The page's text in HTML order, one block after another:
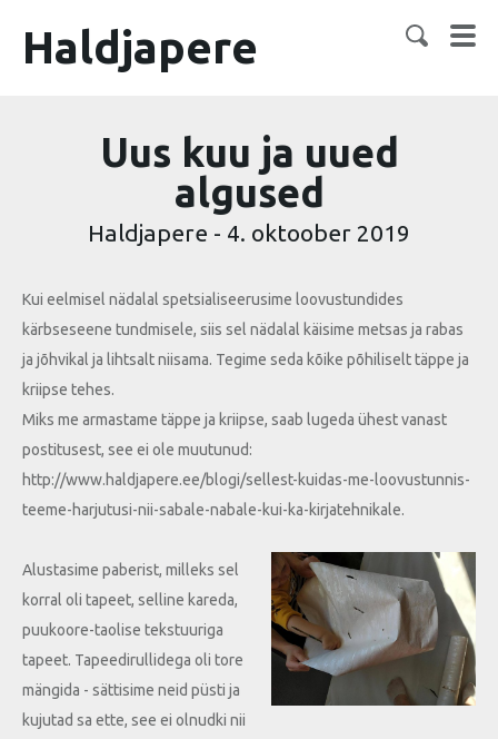
Haldjapere
Uus kuu ja uued
algused
Haldjapere - 4. oktoober 2019
Kui eelmisel nädalal spetsialiseerusime loovustundides
kärbseseene tundmisele, siis sel nädalal käisime metsas ja rabas
ja jõhvikal ja lihtsalt niisama. Tegime seda kõike põhiliselt täppe ja
kriipse tehes.
Miks me armastame täppe ja kriipse, saab lugeda ühest vanast
postitusest, see ei ole muutunud:
http://www.haldjapere.ee/blogi/sellest-kuidas-me-loovustunnis-
teeme-harjutusi-nii-sabale-nabale-kui-ka-kirjatehnikale.
Alustasime paberist, milleks sel
korral oli tapeet, selline kareda,
puukoore-taolise tekstuuriga
tapeet. Tapeedirullidega oli tore
mängida - sättisime neid püsti ja
kujutad sa ette, see ei olnudki nii